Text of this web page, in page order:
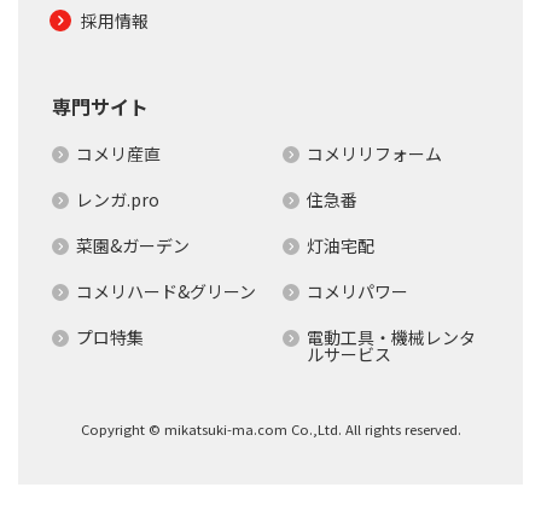
採用情報
専門サイト
コメリ産直
コメリリフォーム
レンガ.pro
住急番
菜園&ガーデン
灯油宅配
コメリハード&グリーン
コメリパワー
プロ特集
電動工具・機械レンタ
ルサービス
Copyright © mikatsuki-ma.com Co.,Ltd. All rights reserved.